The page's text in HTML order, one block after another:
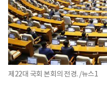
제22대 국회 본회의 전경. /뉴스1